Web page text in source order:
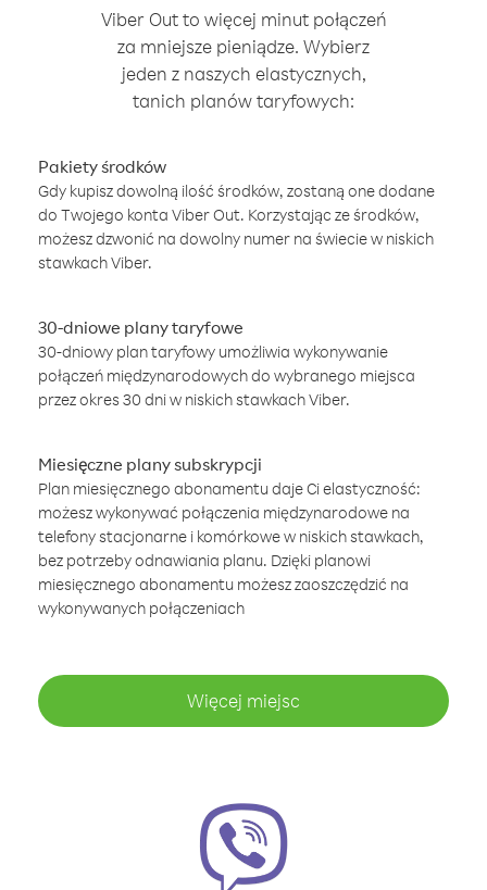
Viber Out to więcej minut połączeń
za mniejsze pieniądze. Wybierz
jeden z naszych elastycznych,
tanich planów taryfowych:
Pakiety środków
Gdy kupisz dowolną ilość środków, zostaną one dodane
do Twojego konta Viber Out. Korzystając ze środków,
możesz dzwonić na dowolny numer na świecie w niskich
stawkach Viber.
30-dniowe plany taryfowe
30-dniowy plan taryfowy umożliwia wykonywanie
połączeń międzynarodowych do wybranego miejsca
przez okres 30 dni w niskich stawkach Viber.
Miesięczne plany subskrypcji
Plan miesięcznego abonamentu daje Ci elastyczność:
możesz wykonywać połączenia międzynarodowe na
telefony stacjonarne i komórkowe w niskich stawkach,
bez potrzeby odnawiania planu. Dzięki planowi
miesięcznego abonamentu możesz zaoszczędzić na
wykonywanych połączeniach
Więcej miejsc